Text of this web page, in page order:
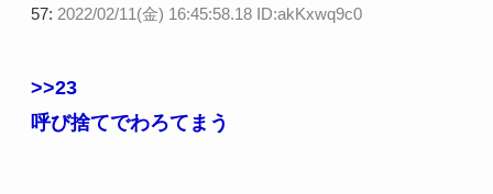
57: 2022/02/11(金) 16:45:58.18 ID:akKxwq9c0
>>23
呼び捨てでわろてまう